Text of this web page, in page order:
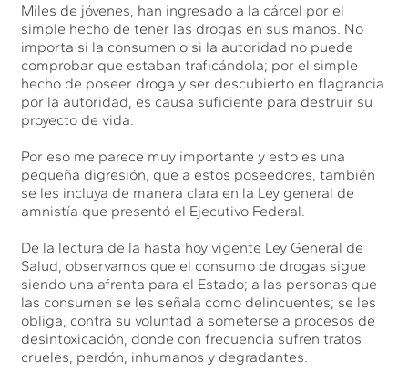
Miles de jóvenes, han ingresado a la cárcel por el
simple hecho de tener las drogas en sus manos. No
importa si la consumen o si la autoridad no puede
comprobar que estaban traficándola; por el simple
hecho de poseer droga y ser descubierto en flagrancia
por la autoridad, es causa suficiente para destruir su
proyecto de vida.
Por eso me parece muy importante y esto es una
pequeña digresión, que a estos poseedores, también
se les incluya de manera clara en la Ley general de
amnistía que presentó el Ejecutivo Federal.
De la lectura de la hasta hoy vigente Ley General de
Salud, observamos que el consumo de drogas sigue
siendo una afrenta para el Estado; a las personas que
las consumen se les señala como delincuentes; se les
obliga, contra su voluntad a someterse a procesos de
desintoxicación, donde con frecuencia sufren tratos
crueles, perdón, inhumanos y degradantes.